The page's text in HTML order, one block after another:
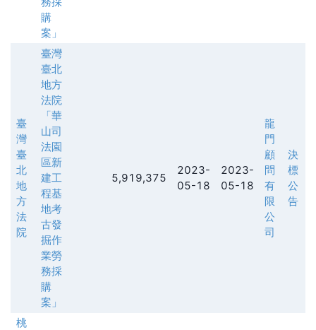
購
案」
臺
灣
臺
北
地
方
法
院
臺灣
臺北
地方
法院
「華
山司
法園
區新
建工
程基
地考
古發
掘作
業勞
務採
購
案」
5,919,375
2023-
05-18
2023-
05-18
龍
門
顧
問
有
限
公
司
決
標
公
告
桃